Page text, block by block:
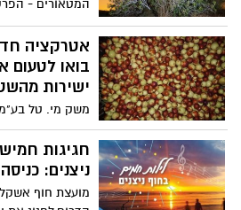
המטאורים -
קבוצת פרסאוס,
הפופולריים
מאוד שלו
לכמה עשרות
התרחשותו
שיאו של המטר
שהשיא לא ייראה
משני כנראה
אטרקציה
בואו לטעום
ישירות
משק מי. טל בע"מ
להכיר טעמים
בכל עונה בשנה,
לעיתים נערך
ישירות מהארגז
חגיגות
ניצנים:
מועצת חוף